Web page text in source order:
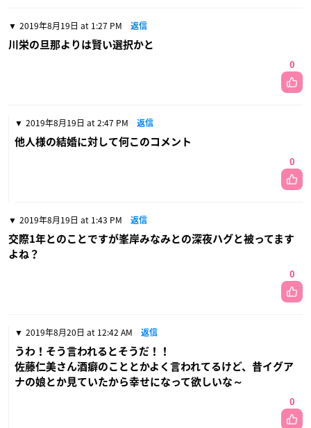
2019年8月19日 at 1:27 PM 返信
川栄の旦那よりは賢い選択かと
0
2019年8月19日 at 2:47 PM 返信
他人様の結婚に対して何このコメント
0
2019年8月19日 at 1:43 PM 返信
交際1年とのことですが峯岸みなみとの深夜ハグと被ってます
よね？
0
2019年8月20日 at 12:42 AM 返信
うわ！そう言われるとそうだ！！
佐藤仁美さん酒癖のこととかよく言われてるけど、昔イグア
ナの娘とか見ていたから幸せになって欲しいな～
0